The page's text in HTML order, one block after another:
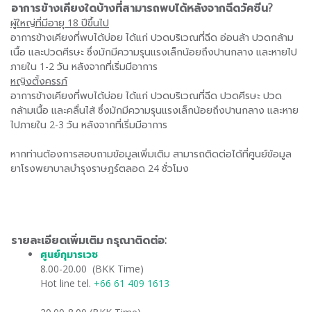
อาการข้างเคียงใดบ้างที่สามารถพบได้หลังจากฉีดวัคซีน?
ผู้ใหญ่ที่มีอายุ 18 ปีขึ้นไป
อาการข้างเคียงที่พบได้บ่อย ได้แก่ ปวดบริเวณที่ฉีด อ่อนล้า ปวดกล้าม
เนื้อ และปวดศีรษะ ซึ่งมักมีความรุนแรงเล็กน้อยถึงปานกลาง และหายไป
ภายใน 1-2 วัน หลังจากที่เริ่มมีอาการ
หญิงตั้งครรภ์
อาการข้างเคียงที่พบได้บ่อย ได้แก่ ปวดบริเวณที่ฉีด ปวดศีรษะ ปวด
กล้ามเนื้อ และคลื่นไส้ ซึ่งมักมีความรุนแรงเล็กน้อยถึงปานกลาง และหาย
ไปภายใน 2-3 วัน หลังจากที่เริ่มมีอาการ
หากท่านต้องการสอบถามข้อมูลเพิ่มเติม สามารถติดต่อได้ที่ศูนย์ข้อมูล
ยาโรงพยาบาลบำรุงราษฎร์ตลอด 24 ชั่วโมง
รายละเอียดเพิ่มเติม กรุณาติดต่อ:
ศูนย์กุมารเวช
8.00-20.00 (BKK Time)
Hot line tel. +66 61 409 1613